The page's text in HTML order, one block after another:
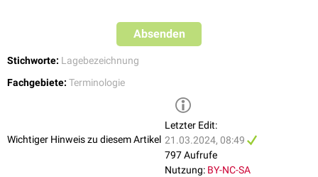
Absenden
Stichworte: Lagebezeichnung
Fachgebiete: Terminologie
Wichtiger Hinweis zu diesem Artikel
Letzter Edit:
21.03.2024, 08:49
797 Aufrufe
Nutzung: BY-NC-SA